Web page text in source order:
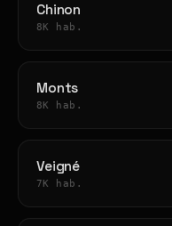
Chinon
8K hab.
Monts
8K hab.
Veigné
7K hab.